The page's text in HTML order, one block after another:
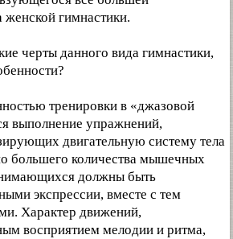
гимнастики.
черты данного вида гимнастики,
тренировки в «джазовой
выполнение упражнений,
двигательную систему тела
большего количества мышечных
должны быть
экспрессии, вместе с тем
Характер движений,
восприятием мелодии и ритма,